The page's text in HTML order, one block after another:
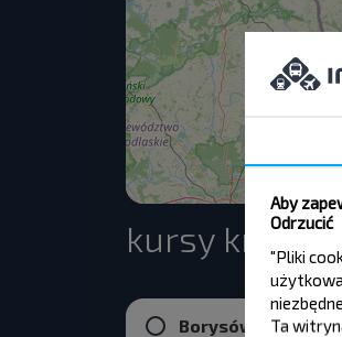
kursy
Borysów
Aby
Odrzucić
"Pliki
Ta